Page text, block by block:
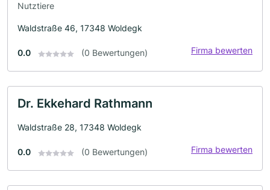
Nutztiere
Waldstraße 46, 17348 Woldegk
0.0 (0 Bewertungen) Firma bewerten
Dr. Ekkehard Rathmann
Waldstraße 28, 17348 Woldegk
0.0 (0 Bewertungen) Firma bewerten